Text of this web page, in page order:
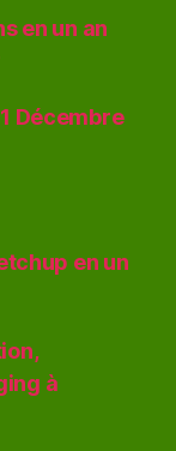
en un an
Décembre
en un
à